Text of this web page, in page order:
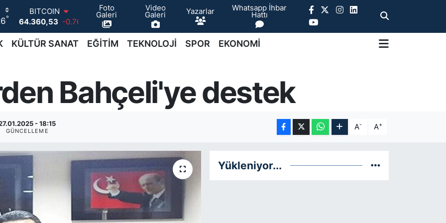
°
DOLAR
47,7143
0.16
EURO
55,0317 -0.02
6574.81
1.44
BİST100
13.887
64
64.360,53
Foto
Galeri
Video
Galeri Yazarlar Whatsapp İhbar
Hattı
KÜLTÜR SANAT EĞİTİM TEKNOLOJİ SPOR EKONOMİ
Bahçeli'ye destek
- 18:15
GÜNCELLEME A- A+
Yükleniyor...